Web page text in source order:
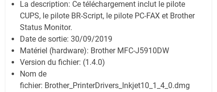
La description: Ce téléchargement inclut le pilote
CUPS, le pilote BR-Script, le pilote PC-FAX et Brother
Status Monitor.
Date de sortie: 30/09/2019
Matériel (hardware): Brother MFC-J5910DW
Version du fichier: (1.4.0)
Nom de
fichier: Brother_PrinterDrivers_Inkjet10_1_4_0.dmg